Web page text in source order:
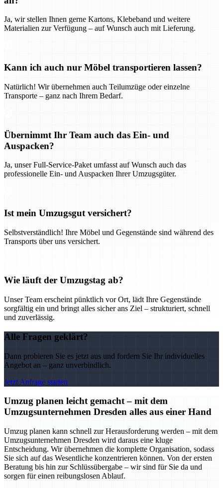
Ja, wir stellen Ihnen gerne Kartons, Klebeband und weitere
Materialien zur Verfügung – auf Wunsch auch mit Lieferung.
Kann ich auch nur Möbel transportieren lassen?
Natürlich! Wir übernehmen auch Teilumzüge oder einzelne
Transporte – ganz nach Ihrem Bedarf.
Übernimmt Ihr Team auch das Ein- und
Auspacken?
Ja, unser Full-Service-Paket umfasst auf Wunsch auch das
professionelle Ein- und Auspacken Ihrer Umzugsgüter.
Ist mein Umzugsgut versichert?
Selbstverständlich! Ihre Möbel und Gegenstände sind während des
Transports über uns versichert.
Wie läuft der Umzugstag ab?
Unser Team erscheint pünktlich vor Ort, lädt Ihre Gegenstände
sorgfältig ein und bringt alles sicher ans Ziel – strukturiert, schnell
und zuverlässig.
Alle Fragen geklärt?
Dann probieren Sie es jetzt aus und fordern Sie Ihr individuelles
Angebot an – ganz unverbindlich.
Jetzt Anfrage starten
Umzug planen leicht gemacht – mit dem
Umzugsunternehmen Dresden alles aus einer Hand
Umzug planen kann schnell zur Herausforderung werden – mit dem
Umzugsunternehmen Dresden wird daraus eine kluge
Entscheidung. Wir übernehmen die komplette Organisation, sodass
Sie sich auf das Wesentliche konzentrieren können. Von der ersten
Beratung bis hin zur Schlüssübergabe – wir sind für Sie da und
sorgen für einen reibungslosen Ablauf.